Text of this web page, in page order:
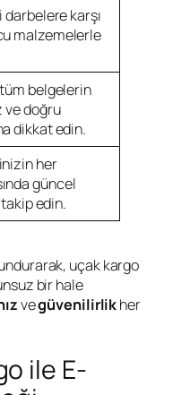
darbelere karşı
malzemelerle
belgelerin
ve doğru
dikkat edin.
her
güncel
edin.
uçak kargo
bir hale
vegüvenilirlikher
ile E-